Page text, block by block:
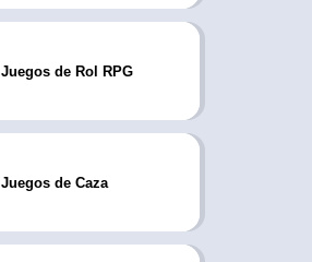
Juegos de Rol RPG
Juegos de Caza